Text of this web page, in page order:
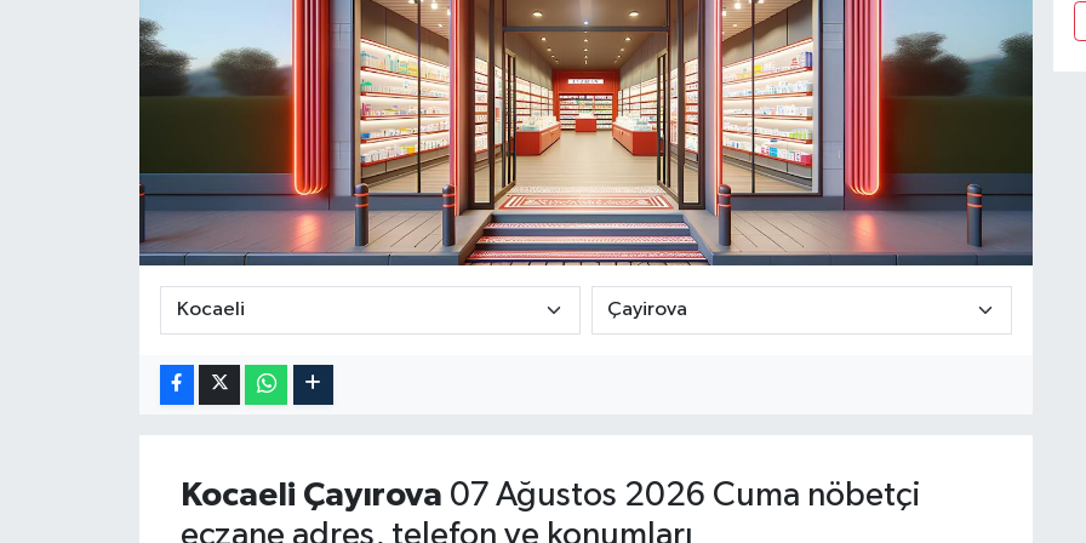
Kocaeli Çayırova 07 Ağustos 2026 Cuma nöbetçi
eczane adres, telefon ve konumları
Kültür & Sanat
Sağlık & Yaşam